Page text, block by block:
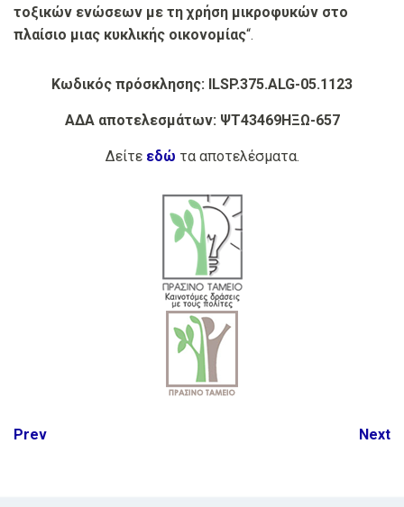
τοξικών ενώσεων με τη χρήση μικροφυκών στο
πλαίσιο μιας κυκλικής οικονομίας“.
Κωδικός πρόσκλησης: ILSP.375.ALG-05.1123
ΑΔΑ αποτελεσμάτων: ΨΤ43469ΗΞΩ-657
Δείτε εδώ τα αποτελέσματα.
Post
Prev Next